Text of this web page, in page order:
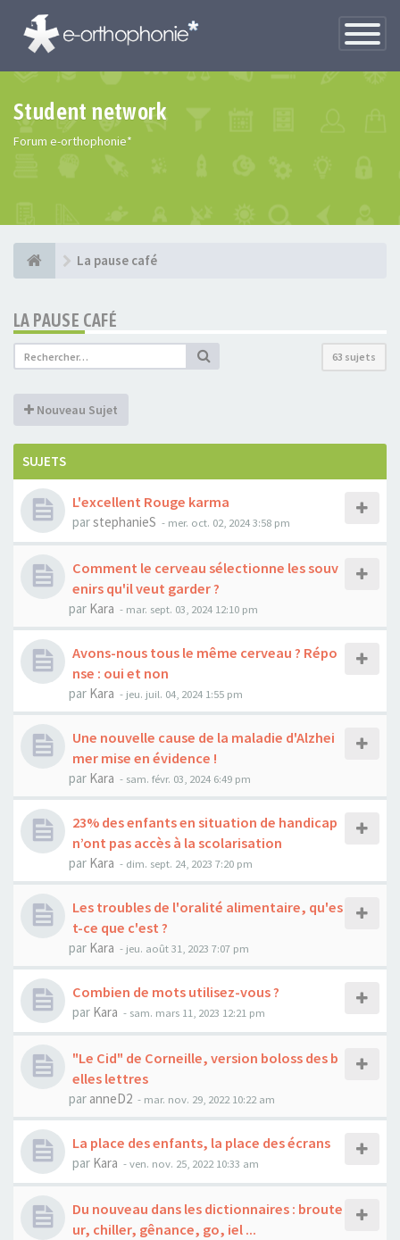
Toggle
Student network
Forum e-orthophonie*
La pause café
LA PAUSE CAFÉ
63 sujets
Nouveau Sujet
SUJETS
L'excellent Rouge karma
parstephanieS - mer. oct. 02, 2024 3:58 pm
Comment le cerveau sélectionne les souv
enirs qu'il veut garder ?
par Kara - mar. sept. 03, 2024 12:10 pm
Avons-nous tous le même cerveau ? Répo
nse : oui et non
par Kara - jeu. juil. 04, 2024 1:55 pm
Une nouvelle cause de la maladie d'Alzhei
mer mise en évidence !
par Kara - sam. févr. 03, 2024 6:49 pm
23% des enfants en situation de handicap
n’ont pas accès à la scolarisation
par Kara - dim. sept. 24, 2023 7:20 pm
Les troubles de l'oralité alimentaire, qu'es
t-ce que c'est ?
par Kara - jeu. août 31, 2023 7:07 pm
Combien de mots utilisez-vous ?
par Kara - sam. mars 11, 2023 12:21 pm
"Le Cid" de Corneille, version boloss des b
elles lettres
par anneD2 - mar. nov. 29, 2022 10:22 am
La place des enfants, la place des écrans
par Kara -ven. nov. 25, 2022 10:33 am
Du nouveau dans les dictionnaires : broute
ur, chiller, gênance, go, iel ...